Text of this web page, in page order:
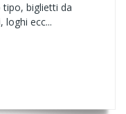
tipo, biglietti da
loghi ecc...